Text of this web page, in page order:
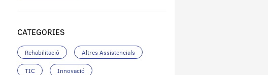
CATEGORIES
Rehabilitació Altres Assistencials
TIC Innovació